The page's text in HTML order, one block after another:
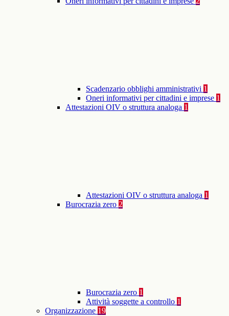
Scadenzario obblighi amministrativi 1
Oneri informativi per cittadini e imprese 1
Attestazioni OIV o struttura analoga 1
Attestazioni OIV o struttura analoga 1
Burocrazia zero 2
Burocrazia zero 1
Attività soggette a controllo 1
Organizzazione 19